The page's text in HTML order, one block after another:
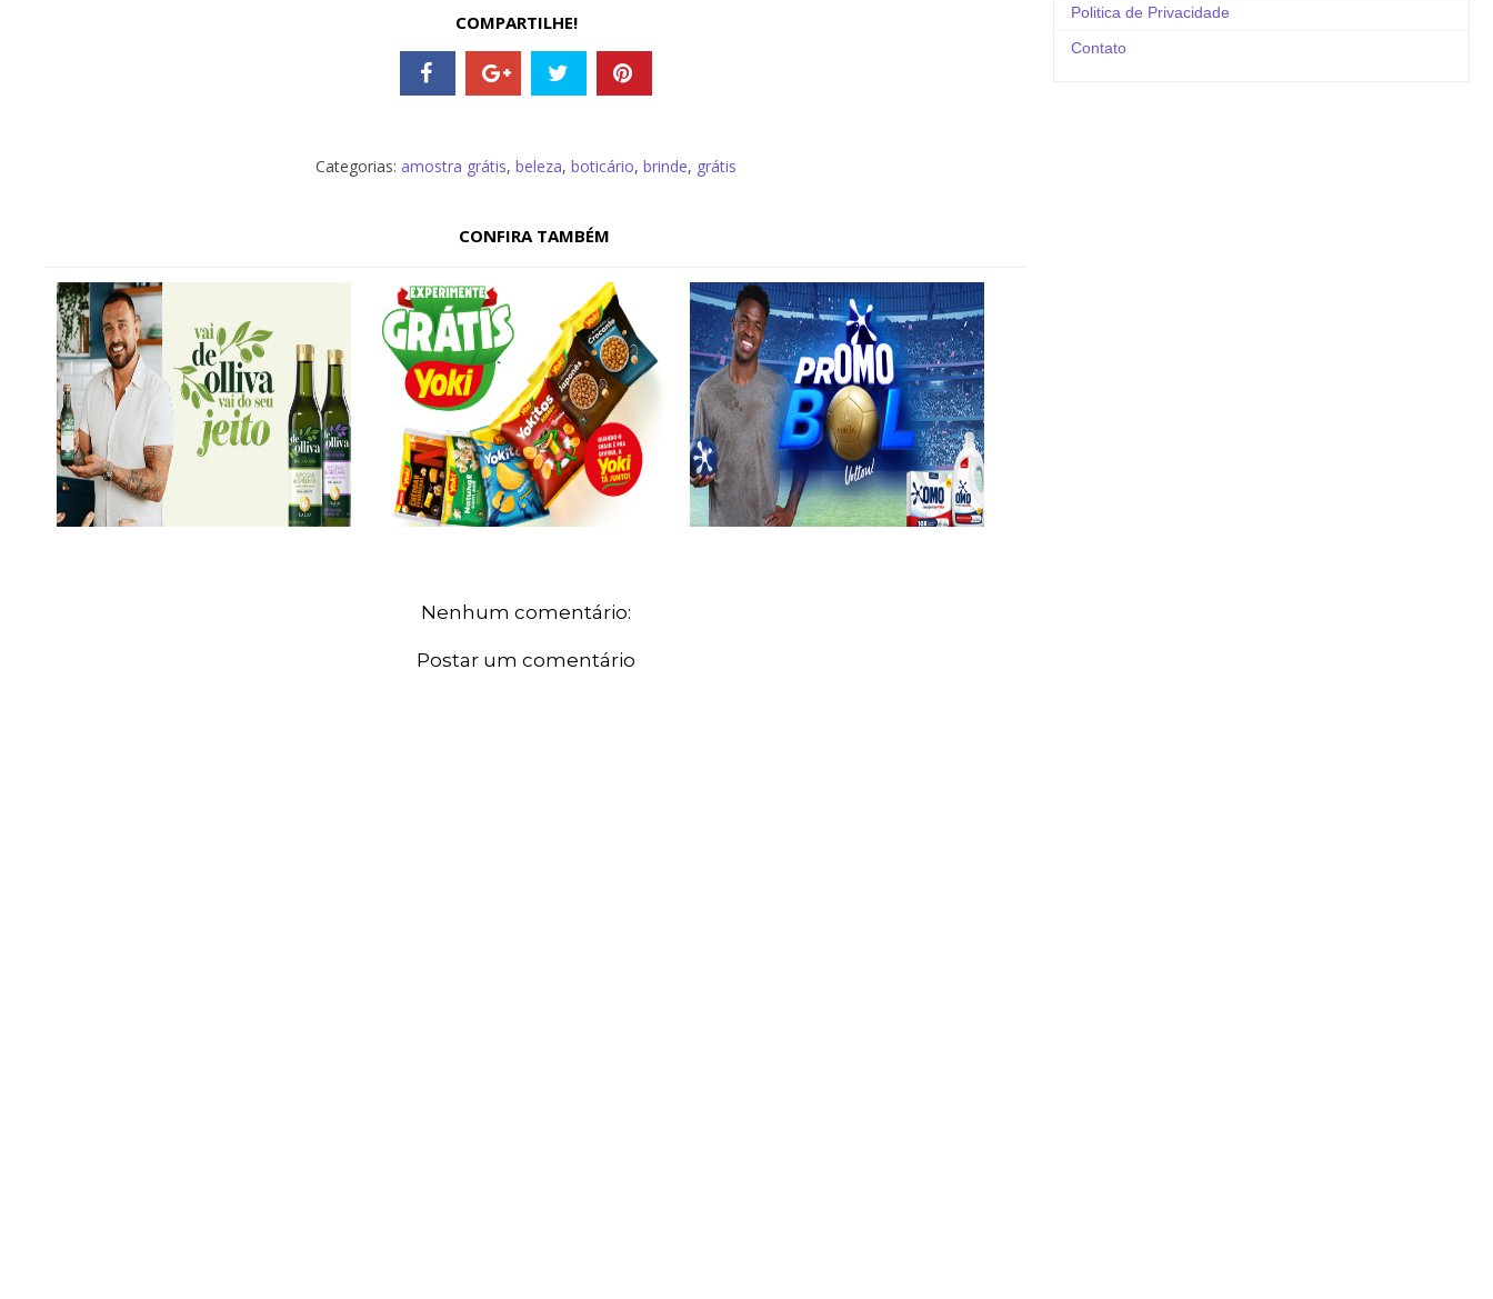
COMPARTILHE!
Categorias: amostra grátis, beleza, boticário, brinde, grátis
CONFIRA TAMBÉM
Nenhum comentário:
Postar um comentário
Politica de Privacidade
Contato